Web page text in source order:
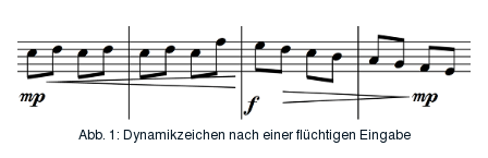
Abb. 1: Dynamikzeichen nach einer flüchtigen Eingabe